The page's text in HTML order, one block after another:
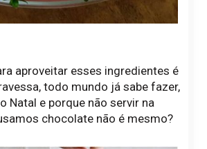
aproveitar esses ingredientes é
todo mundo já sabe fazer,
Natal e porque não servir na
chocolate não é mesmo?